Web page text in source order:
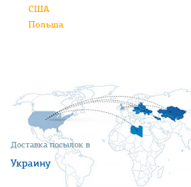
Доставка посылок в
Украину
США
Польша